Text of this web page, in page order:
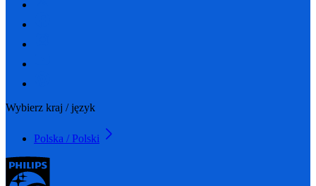
Wybierz kraj / język
Polska / Polski